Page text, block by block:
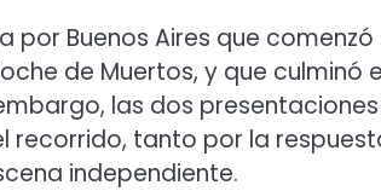
por Buenos Aires que comenzó
de Muertos, y que culminó
las dos presentaciones
recorrido, tanto por la
independiente.